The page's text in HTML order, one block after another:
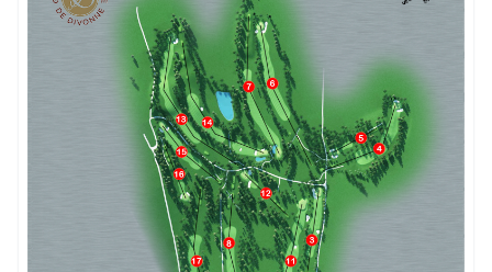
Intégrer la video
Choix de la vidéo:
Copier dans le presse-papiers